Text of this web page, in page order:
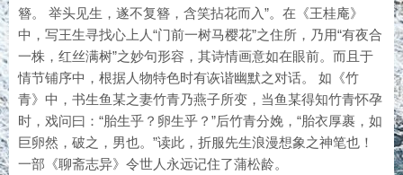
簪。 举头见生，遂不复簪，含笑拈花而入”。在《王桂庵》
中，写王生寻找心上人“门前一树马樱花”之住所，乃用“有夜合
一株，红丝满树”之妙句形容，其诗情画意如在眼前。而且于
情节铺序中，根据人物特色时有诙谐幽默之对话。 如《竹
青》中，书生鱼某之妻竹青乃燕子所变，当鱼某得知竹青怀孕
时，戏问曰：“胎生乎？卵生乎？”后竹青分娩，“胎衣厚裹，如
巨卵然，破之，男也。”读此，折服先生浪漫想象之神笔也！
一部《聊斋志异》令世人永远记住了蒲松龄。